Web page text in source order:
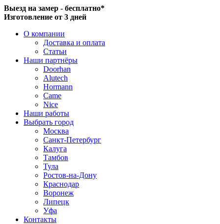
Выезд на замер - бесплатно*
Изготовление от 3 дней
О компании
Доставка и оплата
Статьи
Наши партнёры
Doorhan
Alutech
Hormann
Came
Nice
Наши работы
Выбрать город
Москва
Санкт-Петербург
Калуга
Тамбов
Тула
Ростов-на-Дону
Краснодар
Воронеж
Липецк
Уфа
Контакты